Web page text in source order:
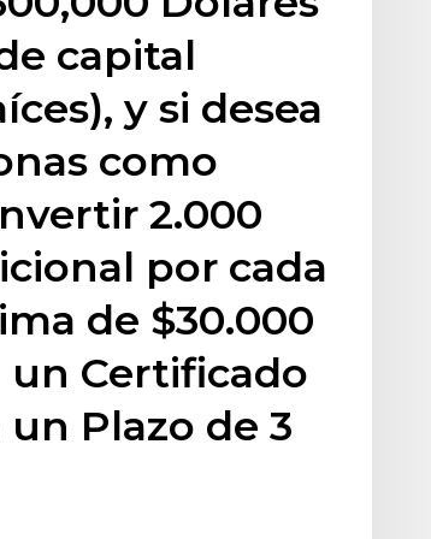
capital
y si desea
como
2.000
por cada
de $30.000
un Certificado
Plazo de 3